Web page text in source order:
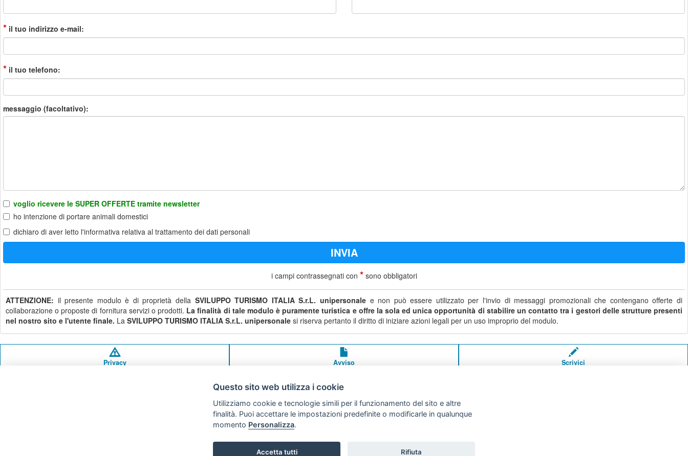
* il tuo indirizzo e-mail:
* il tuo telefono:
messaggio (facoltativo):
voglio ricevere le SUPER OFFERTE tramite newsletter
ho intenzione di portare animali domestici
dichiaro di aver letto l'informativa relativa al trattamento dei dati personali
i campi contrassegnati con *sono obbligatori
ATTENZIONE: il presente modulo è di proprietà della SVILUPPO TURISMO ITALIA S.r.L. unipersonalee non può essere utilizzato per l'invio di messaggi promozionali che contengano offerte di
collaborazione o proposte di fornitura servizi o prodotti. La finalità di tale modulo è puramente turistica e offre la sola ed unica opportunità di stabilire un contatto tra i gestori delle strutture presenti
nel nostro sito e l'utente finale. La SVILUPPO TURISMO ITALIA S.r.L. unipersonale si riserva pertanto il diritto di iniziare azioni legali per un uso improprio del modulo.
Privacy
Avviso
Scrivici
Preferenze cookie
P.IVA: 01665350433 - R.E.A. FM-195884 Via A. Costa, 2
63822 Porto San Giorgio (FM)
Questo sito web utilizza i cookie
Utilizziamo cookie e tecnologie simili per il funzionamento del sito e altre
finalità. Puoi accettare le impostazioni predefinite o modificarle in qualunque
momento Personalizza.
Accetta tutti Rifiuta